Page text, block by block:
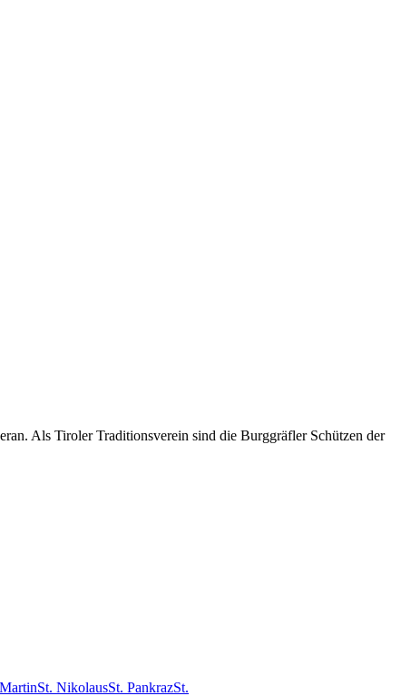
Als Tiroler Traditionsverein sind die Burggräfler Schützen der
St. NikolausSt. PankrazSt.